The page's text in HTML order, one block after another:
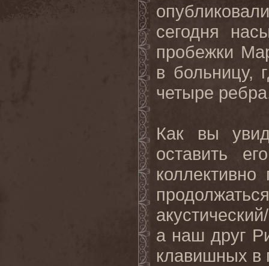
сегодня
пробежки
в больницу,
четыре
Как вы
оставить
а наш друг
клавишных в